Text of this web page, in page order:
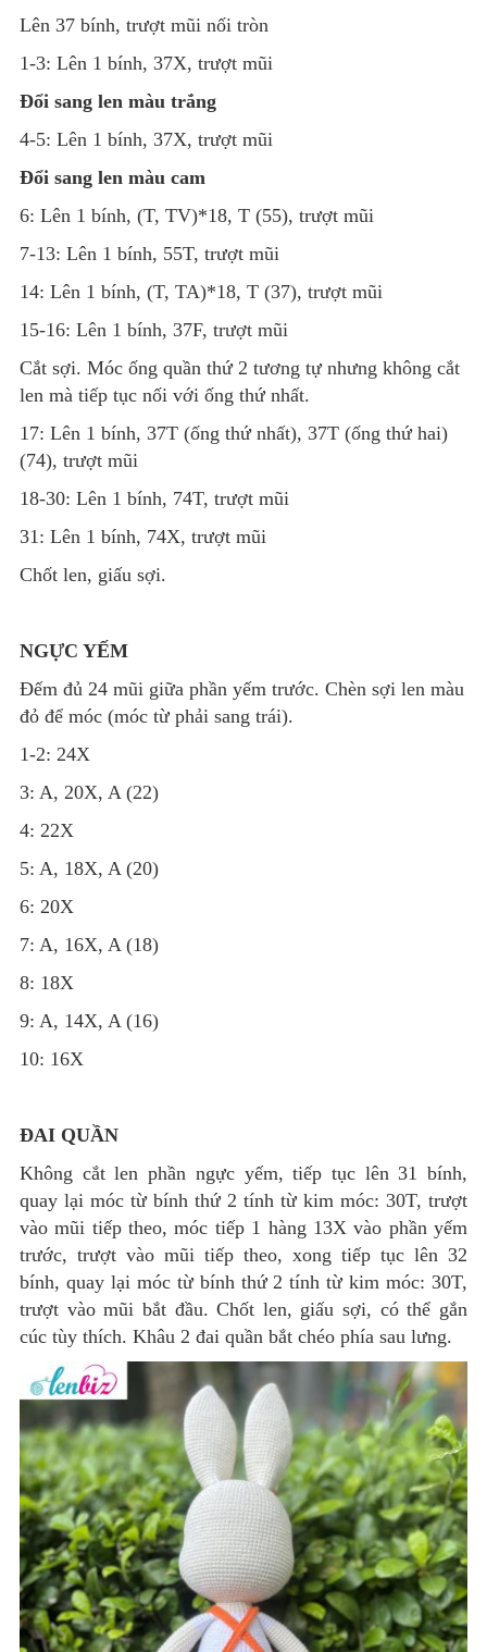
Lên 37 bính, trượt mũi nối tròn
1-3: Lên 1 bính, 37X, trượt mũi
Đổi sang len màu trắng
4-5: Lên 1 bính, 37X, trượt mũi
Đổi sang len màu cam
6: Lên 1 bính, (T, TV)*18, T (55), trượt mũi
7-13: Lên 1 bính, 55T, trượt mũi
14: Lên 1 bính, (T, TA)*18, T (37), trượt mũi
15-16: Lên 1 bính, 37F, trượt mũi
Cắt sợi. Móc ống quần thứ 2 tương tự nhưng không cắt
len mà tiếp tục nối với ống thứ nhất.
17: Lên 1 bính, 37T (ống thứ nhất), 37T (ống thứ hai)
(74), trượt mũi
18-30: Lên 1 bính, 74T, trượt mũi
31: Lên 1 bính, 74X, trượt mũi
Chốt len, giấu sợi.
NGỰC YẾM
Đếm đủ 24 mũi giữa phần yếm trước. Chèn sợi len màu
đỏ để móc (móc từ phải sang trái).
1-2: 24X
3: A, 20X, A (22)
4: 22X
5: A, 18X, A (20)
6: 20X
7: A, 16X, A (18)
8: 18X
9: A, 14X, A (16)
10: 16X
ĐAI QUẦN
Không cắt len phần ngực yếm, tiếp tục lên 31 bính,
quay lại móc từ bính thứ 2 tính từ kim móc: 30T, trượt
vào mũi tiếp theo, móc tiếp 1 hàng 13X vào phần yếm
trước, trượt vào mũi tiếp theo, xong tiếp tục lên 32
bính, quay lại móc từ bính thứ 2 tính từ kim móc: 30T,
trượt vào mũi bắt đầu. Chốt len, giấu sợi, có thể gắn
cúc tùy thích. Khâu 2 đai quần bắt chéo phía sau lưng.